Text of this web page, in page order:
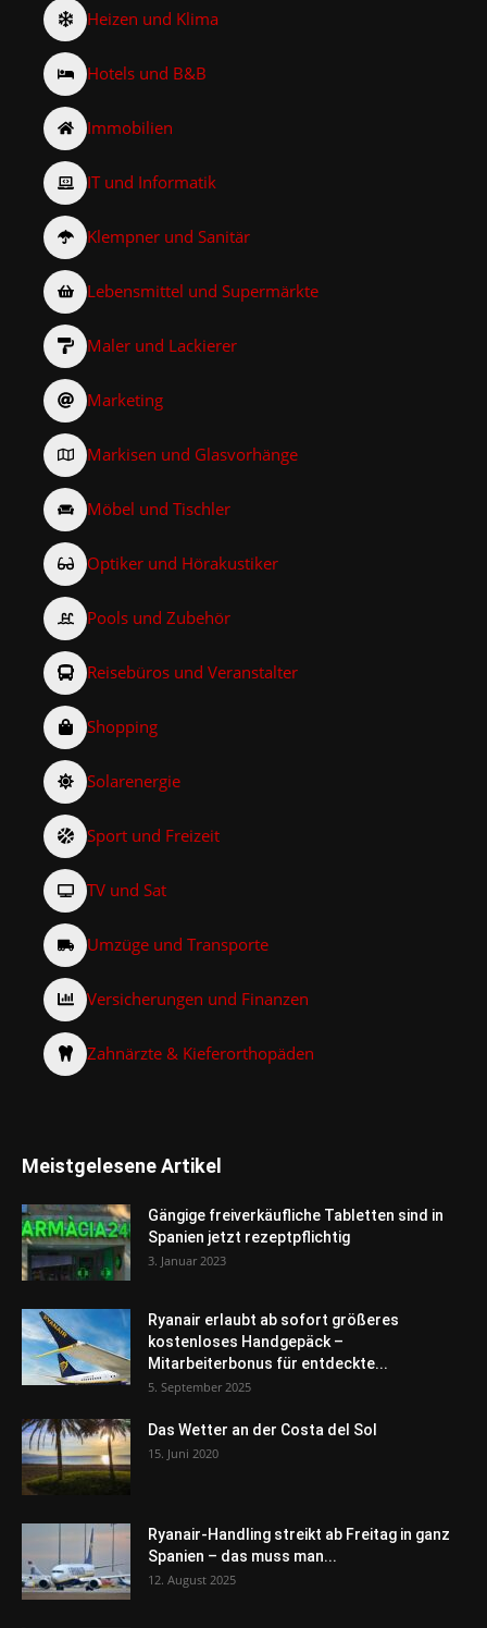
Heizen und Klima
Hotels und B&B
Immobilien
IT und Informatik
Klempner und Sanitär
Lebensmittel und Supermärkte
Maler und Lackierer
Marketing
Markisen und Glasvorhänge
Möbel und Tischler
Optiker und Hörakustiker
Pools und Zubehör
Reisebüros und Veranstalter
Shopping
Solarenergie
Sport und Freizeit
TV und Sat
Umzüge und Transporte
Versicherungen und Finanzen
Zahnärzte & Kieferorthopäden
Meistgelesene Artikel
Gängige freiverkäufliche Tabletten sind in
Spanien jetzt rezeptpflichtig
3. Januar 2023
Ryanair erlaubt ab sofort größeres
kostenloses Handgepäck –
Mitarbeiterbonus für entdeckte...
5. September 2025
Das Wetter an der Costa del Sol
15. Juni 2020
Ryanair-Handling streikt ab Freitag in ganz
Spanien – das muss man...
12. August 2025